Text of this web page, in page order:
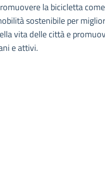
la bicicletta
sostenibile per
vita delle città e
e attivi.